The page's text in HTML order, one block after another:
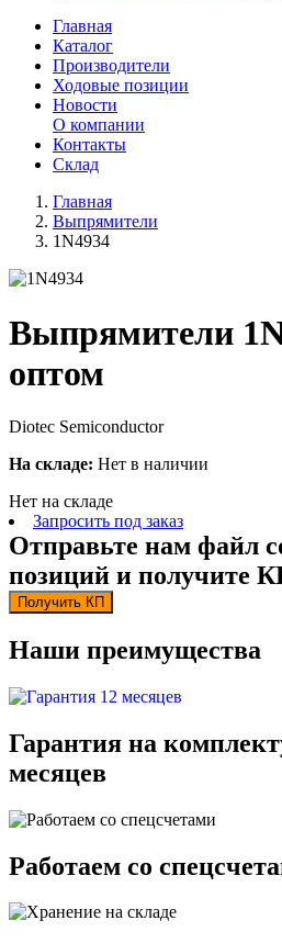
Главная
Каталог
Производители
Ходовые позиции
Новости
О компании
Контакты
Склад
Главная
Выпрямители
1N4934
Выпрямители
оптом
Diotec Semiconductor
На складе: Нет в наличии
Нет на складе
Запросить под заказ
Отправьте нам файл
позиций и получите
Получить КП
Наши преимущества
Гарантия на
месяцев
Работаем со